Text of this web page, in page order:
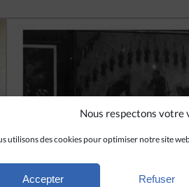
Nous respectons votre
utilisons des cookies pour optimiser notre site
Accepter Refuser